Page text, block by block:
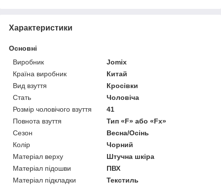
Характеристики
Основні
Виробник
Jomix
Країна виробник
Китай
Вид взуття
Кросівки
Стать
Чоловіча
Розмір чоловічого взуття
41
Повнота взуття
Тип «F» або «Fx»
Сезон
Весна/Осінь
Колір
Чорний
Матеріал верху
Штучна шкіра
Матеріал підошви
ПВХ
Матеріал підкладки
Текстиль